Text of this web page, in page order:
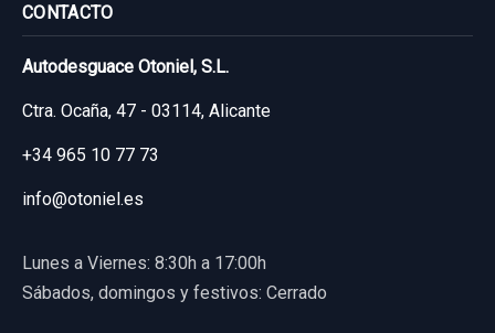
Ref:1138593 OEM:04e907309bh
175,00 €
Sin IVA, gastos de envío no incluidos.
VOLKSWAGEN GOLF VII LIM. ADVANCE
BLUEMOTION TECH.
Ref:975204
CONTACTO
Autodesguace Otoniel, S.L.
Ctra. Ocaña, 47 - 03114, Alicante
+34 965 10 77 73
info@otoniel.es
Lunes a Viernes: 8:30h a 17:00h
Sábados, domingos y festivos: Cerrado